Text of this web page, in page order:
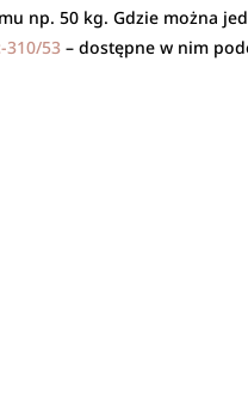
np. 50 kg. Gdzie można
53 – dostępne w nim